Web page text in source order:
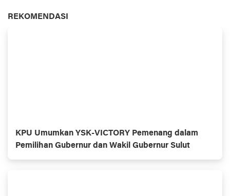
REKOMENDASI
KPU Umumkan YSK-VICTORY Pemenang dalam
Pemilihan Gubernur dan Wakil Gubernur Sulut